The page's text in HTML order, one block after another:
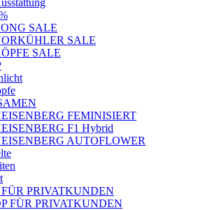
SALE
SALE
SALE
FEMINISIERT
F1 Hybrid
AUTOFLOWER
PRIVATKUNDEN
FÜR PRIVATKUNDEN